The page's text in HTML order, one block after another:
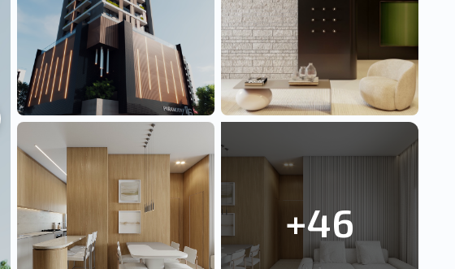
+46